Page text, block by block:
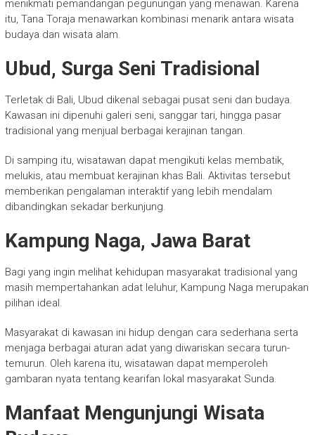
menikmati pemandangan pegunungan yang menawan. Karena
itu, Tana Toraja menawarkan kombinasi menarik antara wisata
budaya dan wisata alam.
Ubud, Surga Seni Tradisional
Terletak di Bali, Ubud dikenal sebagai pusat seni dan budaya.
Kawasan ini dipenuhi galeri seni, sanggar tari, hingga pasar
tradisional yang menjual berbagai kerajinan tangan.
Di samping itu, wisatawan dapat mengikuti kelas membatik,
melukis, atau membuat kerajinan khas Bali. Aktivitas tersebut
memberikan pengalaman interaktif yang lebih mendalam
dibandingkan sekadar berkunjung.
Kampung Naga, Jawa Barat
Bagi yang ingin melihat kehidupan masyarakat tradisional yang
masih mempertahankan adat leluhur, Kampung Naga merupakan
pilihan ideal.
Masyarakat di kawasan ini hidup dengan cara sederhana serta
menjaga berbagai aturan adat yang diwariskan secara turun-
temurun. Oleh karena itu, wisatawan dapat memperoleh
gambaran nyata tentang kearifan lokal masyarakat Sunda.
Manfaat Mengunjungi Wisata